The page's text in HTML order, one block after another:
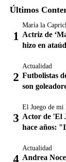
Últimos
María la
Actriz de
hizo en
Actualidad
Futbolistas
son
El Juego de mi
Actor de 'El
hace años:
Actualidad
Andrea